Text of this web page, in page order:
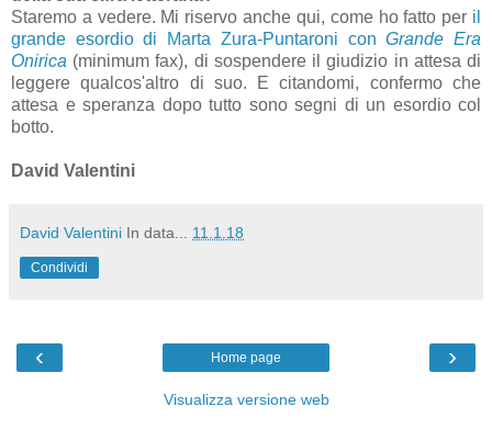
Staremo a vedere. Mi riservo anche qui, come ho fatto per il
grande esordio di Marta Zura-Puntaroni conGrande Era
Onirica (minimum fax), di sospendere il giudizio in attesa di
leggere qualcos'altro di suo. E citandomi, confermo che
attesa e speranza dopo tutto sono segni di un esordio col
botto.
David Valentini
David Valentini In data... 11.1.18
Condividi
‹ ›
Home page
Visualizza versione web